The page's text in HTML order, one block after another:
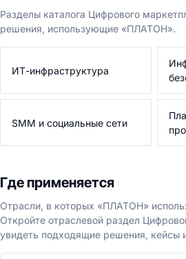
Разделы каталога Цифрового
решения, использующие «ПЛАТОН».
ИТ-инфраструктура
SMM и социальные сети
Где применяется
Отрасли, в которых «ПЛАТОН»
Откройте отраслевой раздел
увидеть подходящие решения, кейсы